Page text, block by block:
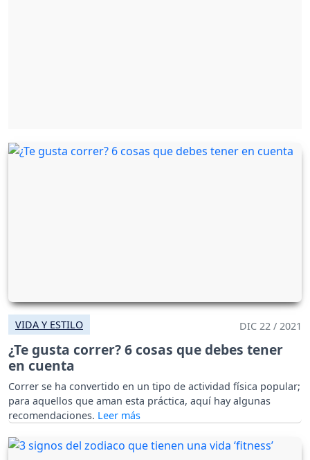
VIDA Y ESTILO DIC 22 / 2021
¿Te gusta correr? 6 cosas que debes tener
en cuenta
Correr se ha convertido en un tipo de actividad física popular;
para aquellos que aman esta práctica, aquí hay algunas
recomendaciones.